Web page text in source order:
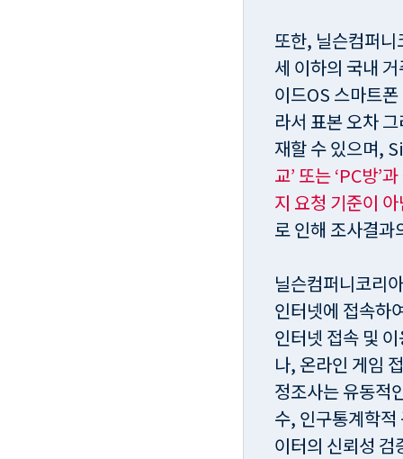
또한, 닐슨컴퍼
세 이하의 국내
이드OS 스마트
라서 표본 오차
재할 수 있으며,
교’ 또는 ‘PC방’
지 요청 기준이
로 인해 조사결과
닐슨컴퍼니코리
인터넷에 접속하
인터넷 접속 및
나, 온라인 게임
정조사는 유동적
수, 인구통계학
이터의 신뢰성 검